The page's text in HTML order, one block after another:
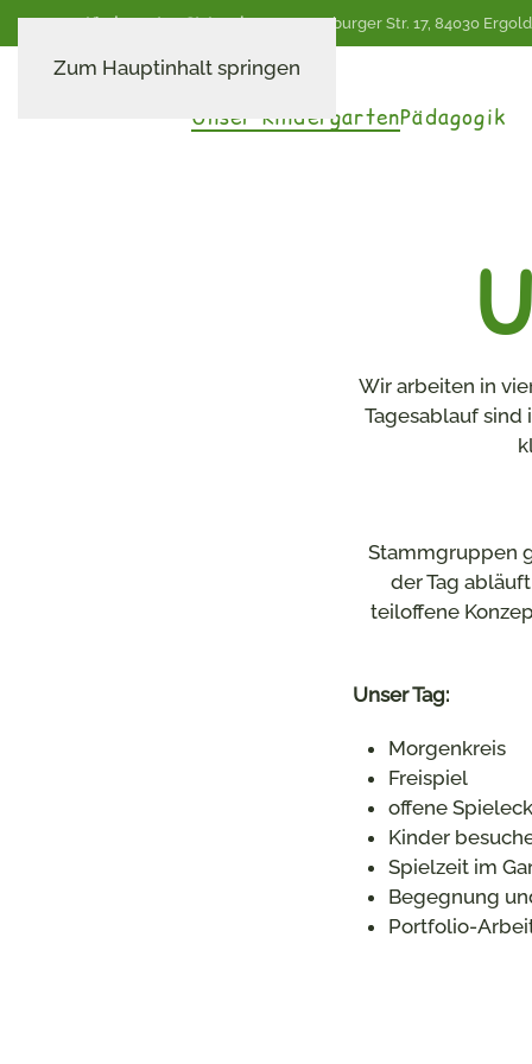
Zum Hauptinhalt springen
Kindergarten St. Ingeborg,Rottenburger Str. 17, 84030
Unser KindergartenPädagogik
Wir arbeiten in
Tagesablauf sind
Stammgruppen
der Tag
teiloffene
Unser Tag:
Morgenkreis
Freispiel
offene
Kinder
Spielzeit im
Begegnung
Portfolio-